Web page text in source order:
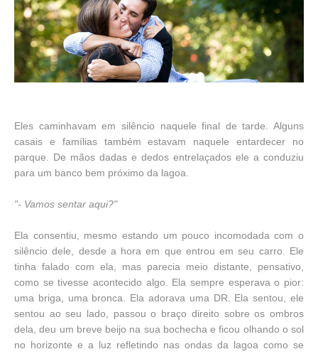
Eles caminhavam em silêncio naquele final de tarde. Alguns
casais e famílias também estavam naquele entardecer no
parque. De mãos dadas e dedos entrelaçados ele a conduziu
para um banco bem próximo da lagoa.
"- Vamos sentar aqui?"
Ela consentiu, mesmo estando um pouco incomodada com o
silêncio dele, desde a hora em que entrou em seu carro. Ele
tinha falado com ela, mas parecia meio distante, pensativo,
como se tivesse acontecido algo. Ela sempre esperava o pior:
uma briga, uma bronca. Ela adorava uma DR. Ela sentou, ele
sentou ao seu lado, passou o braço direito sobre os ombros
dela, deu um breve beijo na sua bochecha e ficou olhando o sol
no horizonte e a luz refletindo nas ondas da lagoa como se